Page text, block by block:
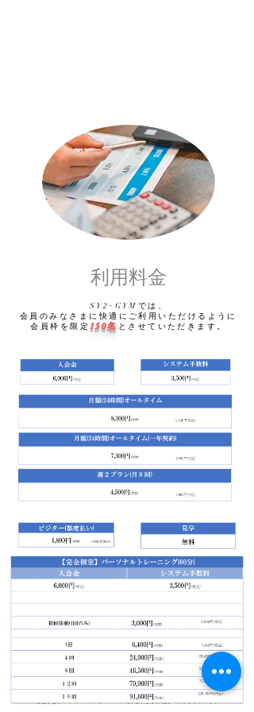
利用料金
SY2･GYMでは、
会員のみなさまに快適にご利用いただけるように
会員枠を限定 150名 とさせていただきます。